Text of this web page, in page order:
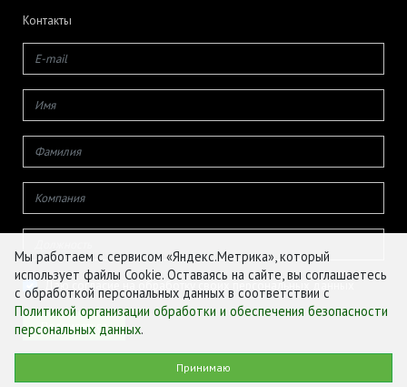
Контакты
Даю согласие на обработку своих персональных данных
© ФГБУ «ЦЕНТР АГРОАНАЛИТИКИ», 2026
Мы работаем с сервисом «Яндекс.Метрика», который
использует файлы Cookie. Оставаясь на сайте, вы соглашаетесь
с обработкой персональных данных в соответствии с
Политикой организации обработки и обеспечения безопасности
персональных данных.
Принимаю